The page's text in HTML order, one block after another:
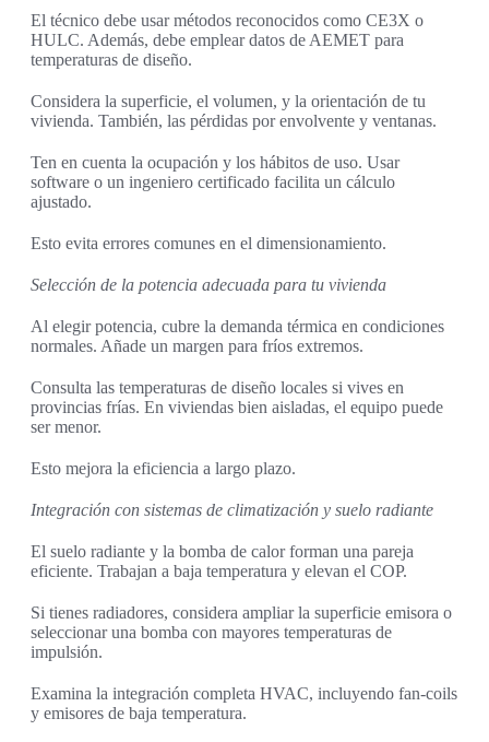
El técnico debe usar métodos reconocidos como CE3X o
HULC. Además, debe emplear datos de AEMET para
temperaturas de diseño.
Considera la superficie, el volumen, y la orientación de tu
vivienda. También, las pérdidas por envolvente y ventanas.
Ten en cuenta la ocupación y los hábitos de uso. Usar
software o un ingeniero certificado facilita un cálculo
ajustado.
Esto evita errores comunes en el dimensionamiento.
Selección de la potencia adecuada para tu vivienda
Al elegir potencia, cubre la demanda térmica en condiciones
normales. Añade un margen para fríos extremos.
Consulta las temperaturas de diseño locales si vives en
provincias frías. En viviendas bien aisladas, el equipo puede
ser menor.
Esto mejora la eficiencia a largo plazo.
Integración con sistemas de climatización y suelo radiante
El suelo radiante y la bomba de calor forman una pareja
eficiente. Trabajan a baja temperatura y elevan el COP.
Si tienes radiadores, considera ampliar la superficie emisora o
seleccionar una bomba con mayores temperaturas de
impulsión.
Examina la integración completa HVAC, incluyendo fan-coils
y emisores de baja temperatura.